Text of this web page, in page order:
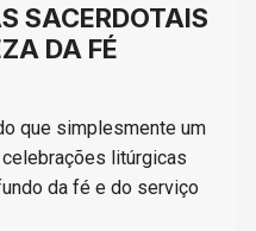
SACERDOTAIS
DA FÉ
que simplesmente um
litúrgicas
da fé e do serviço